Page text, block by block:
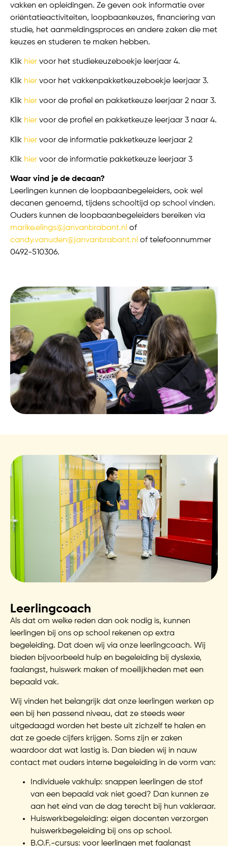
vakken en opleidingen. Ze geven ook informatie over
oriëntatieactiviteiten, loopbaankeuzes, financiering van
studie, het aanmeldingsproces en andere zaken die met
keuzes en studeren te maken hebben.
Klik hier voor het studiekeuzeboekje leerjaar 4.
Klik hier voor het vakkenpakketkeuzeboekje leerjaar 3.
Klik hier voor de profiel en pakketkeuze leerjaar 2 naar 3.
Klik hier voor de profiel en pakketkeuze leerjaar 3 naar 4.
Klik hier voor de informatie pakketkeuze leerjaar 2
Klik hier voor de informatie pakketkeuze leerjaar 3
Waar vind je de decaan?
Leerlingen kunnen de loopbaanbegeleiders, ook wel
decanen genoemd, tijdens schooltijd op school vinden.
Ouders kunnen de loopbaanbegeleiders bereiken via
marike.elings@janvanbrabant.nl of
candy.vanuden@janvanbrabant.nl of telefoonnummer
0492-510306.
Leerlingcoach
Als dat om welke reden dan ook nodig is, kunnen
leerlingen bij ons op school rekenen op extra
begeleiding. Dat doen wij via onze leerlingcoach. Wij
bieden bijvoorbeeld hulp en begeleiding bij dyslexie,
faalangst, huiswerk maken of moeilijkheden met een
bepaald vak.
Wij vinden het belangrijk dat onze leerlingen werken op
een bij hen passend niveau, dat ze steeds weer
uitgedaagd worden het beste uit zichzelf te halen en
dat ze goede cijfers krijgen. Soms zijn er zaken
waardoor dat wat lastig is. Dan bieden wij in nauw
contact met ouders interne begeleiding in de vorm van:
Individuele vakhulp: snappen leerlingen de stof
van een bepaald vak niet goed? Dan kunnen ze
aan het eind van de dag terecht bij hun vakleraar.
Huiswerkbegeleiding: eigen docenten verzorgen
huiswerkbegeleiding bij ons op school.
B.O.F.-cursus: voor leerlingen met faalangst